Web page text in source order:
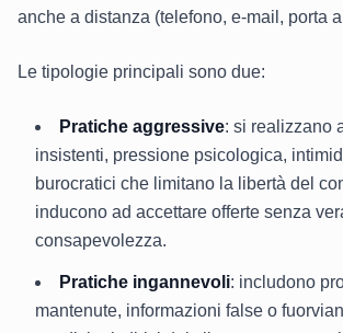
anche a distanza (telefono, e-mail, porta
Le tipologie principali sono due:
Pratiche aggressive: si realizzano
insistenti, pressione psicologica,
burocratici che limitano la libertà del
inducono ad accettare offerte senza
consapevolezza.
Pratiche ingannevoli: includono
mantenute, informazioni false o